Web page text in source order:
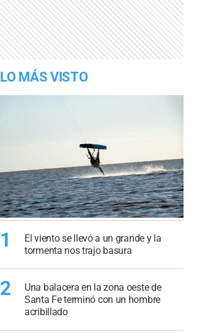
LO MÁS VISTO
1
El viento se llevó a un grande y la
tormenta nos trajo basura
2
Una balacera en la zona oeste de
Santa Fe terminó con un hombre
acribillado